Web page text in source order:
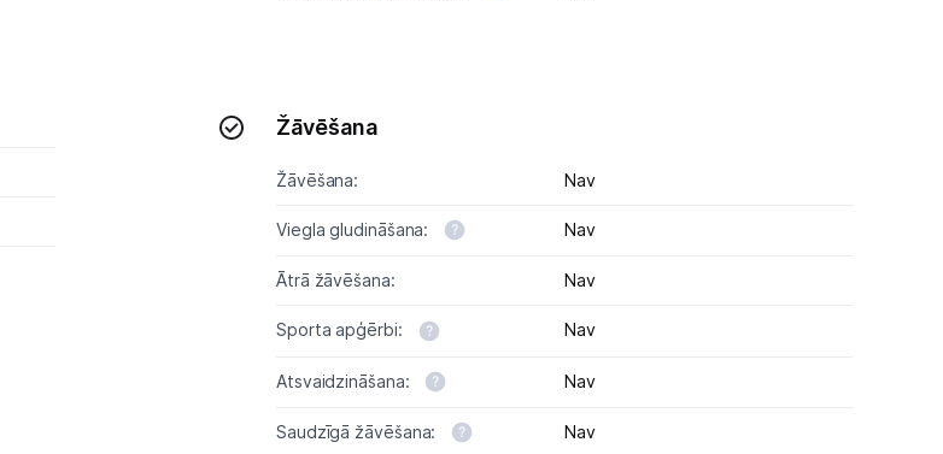
Žāvēšana
Žāvēšana: Nav
Viegla gludināšana: Nav
Ātrā žāvēšana: Nav
Sporta apģērbi: Nav
Atsvaidzināšana: Nav
Saudzīgā žāvēšana: Nav